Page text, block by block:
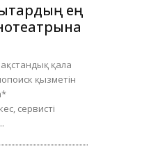
ең
қала
қызметін
сервисті